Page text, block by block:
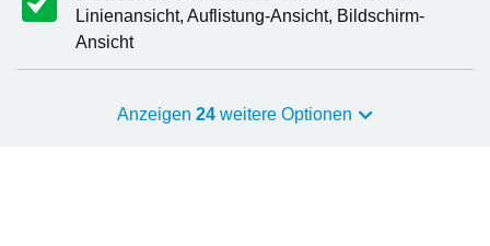
Linienansicht, Auflistung-Ansicht, Bildschirm-
Ansicht
Anzeigen 24weitere Optionen